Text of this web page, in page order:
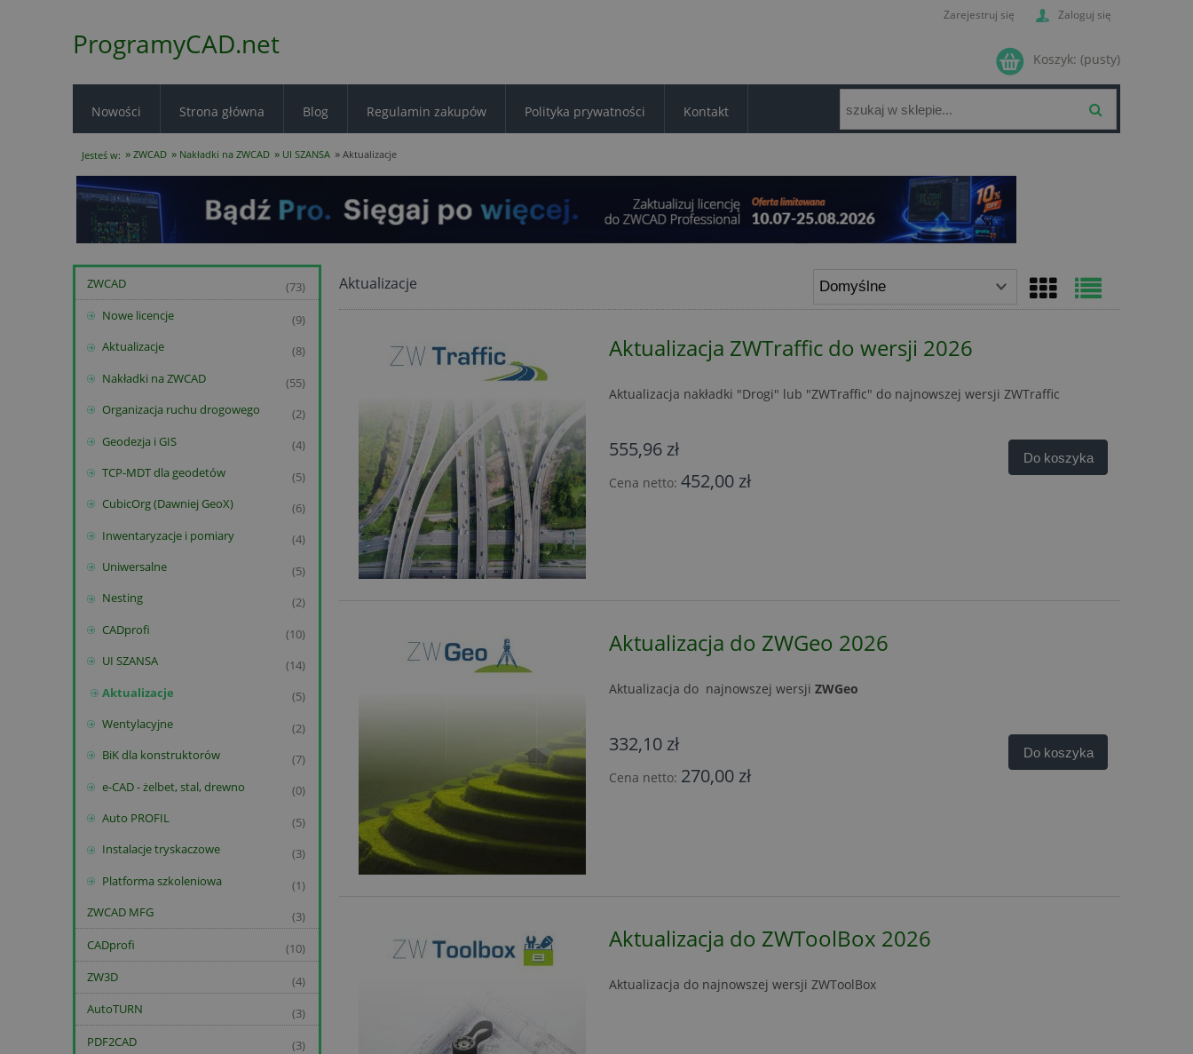
Zarejestruj się Zaloguj się
ProgramyCAD.net Koszyk: (pusty)
Nowości Strona główna Blog Regulamin zakupów Polityka prywatności Kontakt
Jesteś w: » ZWCAD » Nakładki na ZWCAD » UI SZANSA » Aktualizacje
ZWCAD (73)
Nowe licencje (9)
Aktualizacje (8)
Nakładki na ZWCAD (55)
Organizacja ruchu drogowego (2)
Geodezja i GIS (4)
TCP-MDT dla geodetów (5)
CubicOrg (Dawniej GeoX) (6)
Inwentaryzacje i pomiary (4)
Uniwersalne (5)
Nesting (2)
CADprofi (10)
UI SZANSA (14)
Aktualizacje (5)
Wentylacyjne (2)
BiK dla konstruktorów (7)
e-CAD - żelbet, stal, drewno (0)
Auto PROFIL (5)
Instalacje tryskaczowe (3)
Platforma szkoleniowa (1)
ZWCAD MFG (3)
CADprofi (10)
ZW3D (4)
AutoTURN (3)
PDF2CAD (3)
Aktualizacje
Aktualizacja ZWTraffic do wersji 2026
Aktualizacja nakładki "Drogi" lub "ZWTraffic" do najnowszej wersji ZWTraffic
555,96 zł
Cena netto:452,00 zł
Do koszyka
Aktualizacja do ZWGeo 2026
Aktualizacja do najnowszej wersjiZWGeo
332,10 zł
Cena netto: 270,00 zł
Do koszyka
Aktualizacja do ZWToolBox 2026
Aktualizacja do najnowszej wersji ZWToolBox